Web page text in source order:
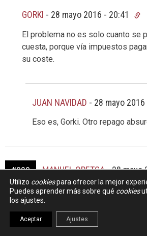
GORKI - 28 mayo 2016 - 20:41
El problema no es solo cuanto se
cuesta, porque vía impuestos
su coste.
JUAN NAVIDAD - 28 mayo
Eso es, Gorki. Otro repago
#020 MANUEL ORETGA-28 mayo
Un baño de realidad no le viene mal a
la política a veces se ven como de
usa tanta gente a diario como la
pose ridícula.
Utilizo cookiespara ofrecer la mejor
Puedes aprender más sobre qué cookies
los ajustes.
Aceptar Ajustes